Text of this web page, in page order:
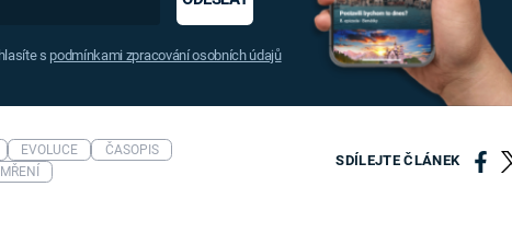
s podmínkami zpracování osobních údajů
SDÍLEJTE ČLÁNEK
EVOLUCE
ČASOPIS